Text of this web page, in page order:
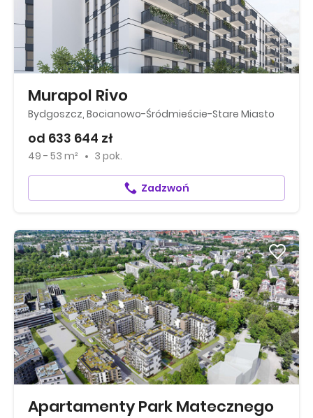
Murapol Rivo
Bydgoszcz, Bocianowo-Śródmieście-Stare Miasto
od 633 644 zł
49 - 53 m² 3 pok.
Zadzwoń
Apartamenty Park Matecznego